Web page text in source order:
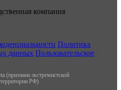
компания
Политика
данных Пользовательское
(признана экстремистской
РФ)